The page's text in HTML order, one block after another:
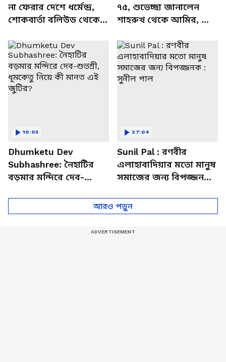
না ফেরার দেশে ধর্মেন্দ্র,
শোকবার্তা বলিউড থেকে
৭৫, শুভেচ্ছা জানালেন
শাহরুখ থেকে আমির, কী
Dhumketu Dev
Subhashree: নৈহাটির
বড়মার মন্দিরে দেব-
10:05
Sunil Pal : রণবীর
এলাহাবাদিয়ার মতো মানুষ
সমাজের জন্য বিপজ্জনক :
27:04
আরও পড়ুন